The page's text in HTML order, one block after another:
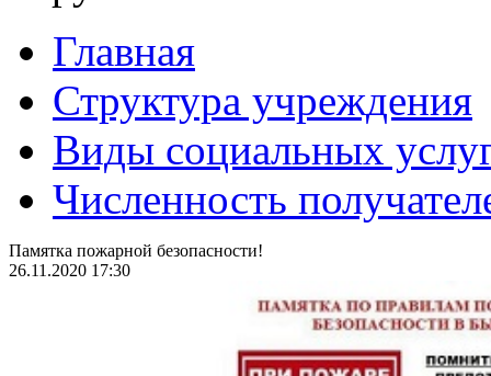
Главная
Структура учреждения
Виды социальных
Численность
Памятка пожарной безопасности!
26.11.2020 17:30